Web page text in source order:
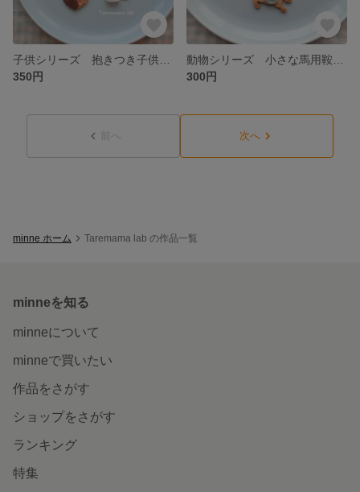
350円
300円
前へ 次へ
minne ホーム Taremama lab の作品一覧
minneを知る
minneについて
minneで買いたい
作品をさがす
ショップをさがす
ランキング
特集